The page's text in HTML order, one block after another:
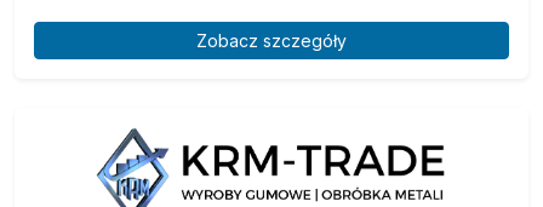
Zobacz szczegóły